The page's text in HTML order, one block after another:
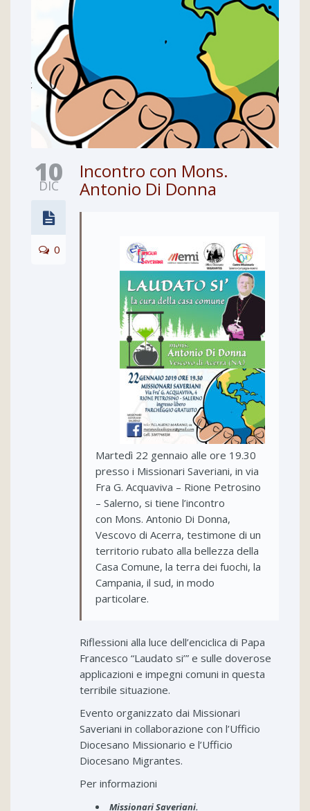
10
DIC
0
Incontro con Mons.
Antonio Di Donna
Martedì 22 gennaio alle ore 19.30
presso i Missionari Saveriani, in via
Fra G. Acquaviva – Rione Petrosino
– Salerno, si tiene l’incontro
con Mons. Antonio Di Donna,
Vescovo di Acerra, testimone di un
territorio rubato alla bellezza della
Casa Comune, la terra dei fuochi, la
Campania, il sud, in modo
particolare.
Riflessioni alla luce dell’enciclica di Papa
Francesco “Laudato si’” e sulle doverose
applicazioni e impegni comuni in questa
terribile situazione.
Evento organizzato dai Missionari
Saveriani in collaborazione con l’Ufficio
Diocesano Missionario e l’Ufficio
Diocesano Migrantes.
Per informazioni
Missionari Saveriani.